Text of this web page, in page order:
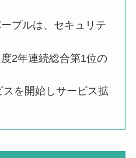
プルは、セキュリテ
2年連続総合第1位の
を開始しサービス拡